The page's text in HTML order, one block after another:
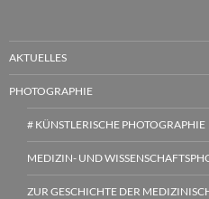
AKTUELLES
PHOTOGRAPHIE
# KÜNSTLERISCHE PHOTOGRAPHIE
MEDIZIN- UND
ZUR GESCHICHTE DER